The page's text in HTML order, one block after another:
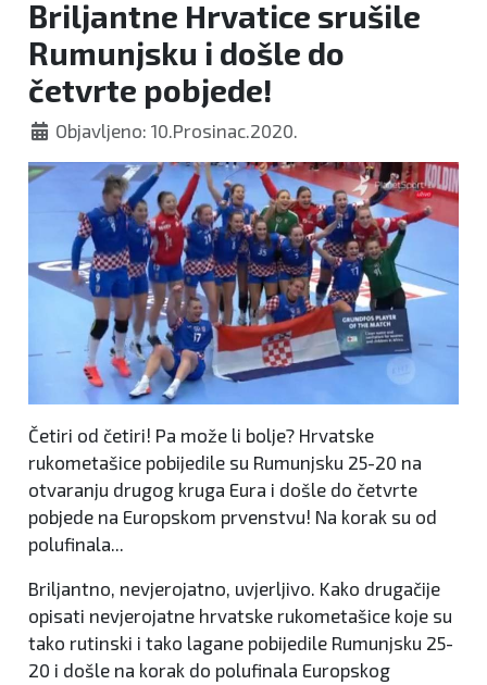
Briljantne Hrvatice srušile
Rumunjsku i došle do
četvrte pobjede!
Objavljeno: 10.Prosinac.2020.
Četiri od četiri! Pa može li bolje? Hrvatske
rukometašice pobijedile su Rumunjsku 25-20 na
otvaranju drugog kruga Eura i došle do četvrte
pobjede na Europskom prvenstvu! Na korak su od
polufinala...
Briljantno, nevjerojatno, uvjerljivo. Kako drugačije
opisati nevjerojatne hrvatske rukometašice koje su
tako rutinski i tako lagane pobijedile Rumunjsku 25-
20 i došle na korak do polufinala Europskog